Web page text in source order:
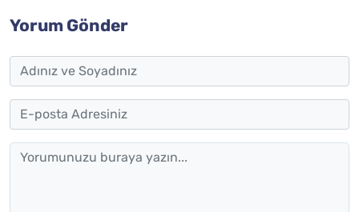
Yorum Gönder